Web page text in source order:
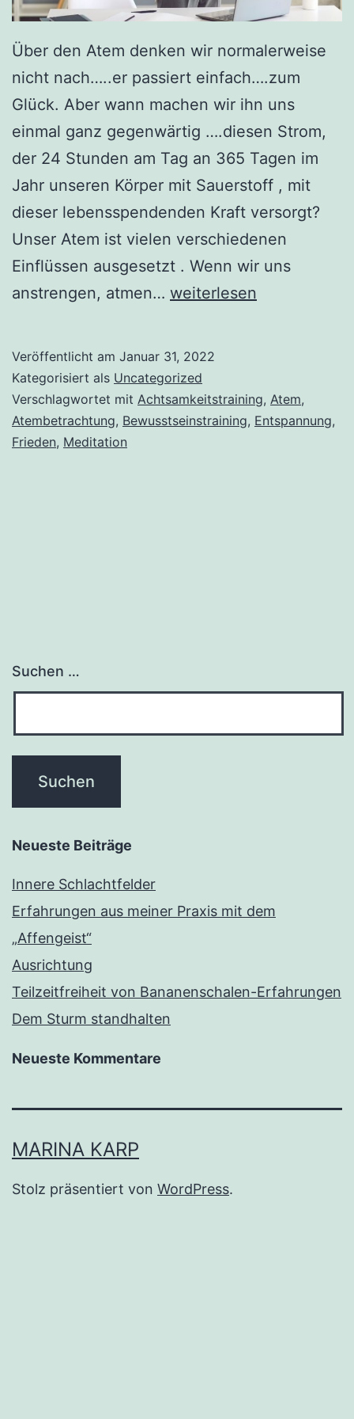
Über den Atem denken wir normalerweise
nicht nach…..er passiert einfach….zum
Glück. Aber wann machen wir ihn uns
einmal ganz gegenwärtig ….diesen Strom,
der 24 Stunden am Tag an 365 Tagen im
Jahr unseren Körper mit Sauerstoff , mit
dieser lebensspendenden Kraft versorgt?
Unser Atem ist vielen verschiedenen
Einflüssen ausgesetzt . Wenn wir uns
anstrengen, atmen… Atem
weiterlesen
Veröffentlicht am Januar 31, 2022
Kategorisiert als Uncategorized
Verschlagwortet mit Achtsamkeitstraining, Atem,
Atembetrachtung, Bewusstseinstraining, Entspannung,
Frieden, Meditation
Suchen …
Neueste Beiträge
Innere Schlachtfelder
Erfahrungen aus meiner Praxis mit dem
„Affengeist“
Ausrichtung
Teilzeitfreiheit von Bananenschalen-Erfahrungen
Dem Sturm standhalten
Neueste Kommentare
MARINA KARP
Stolz präsentiert von WordPress.